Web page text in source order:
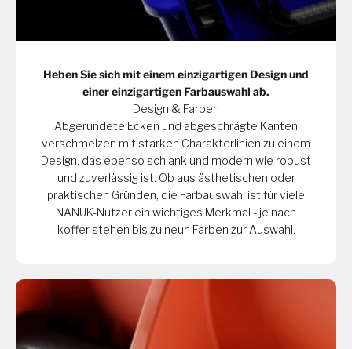
Heben Sie sich mit einem einzigartigen Design und
einer einzigartigen Farbauswahl ab.
Design & Farben
Abgerundete Ecken und abgeschrägte Kanten
verschmelzen mit starken Charakterlinien zu einem
Design, das ebenso schlank und modern wie robust
und zuverlässig ist. Ob aus ästhetischen oder
praktischen Gründen, die Farbauswahl ist für viele
NANUK-Nutzer ein wichtiges Merkmal - je nach
koffer stehen bis zu neun Farben zur Auswahl.